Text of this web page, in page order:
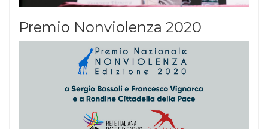
Premio Nonviolenza 2020